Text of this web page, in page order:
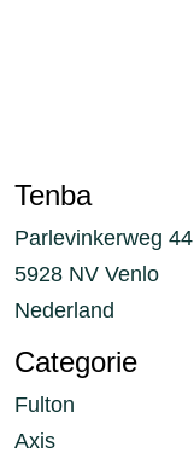
Tenba
Parlevinkerweg 44
5928 NV Venlo
Nederland
Categorie
Fulton
Axis